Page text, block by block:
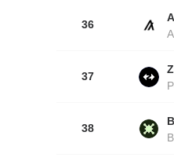
36
37
38